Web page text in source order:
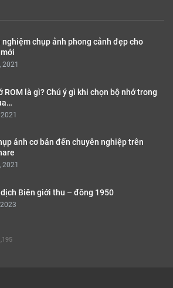
nghiệm chụp ảnh phong cảnh đẹp cho
ROM là gì? Chú ý gì khi chọn bộ nhớ trong
ảnh cơ bản đến chuyên nghiệp trên
Biên giới thu – đông 1950